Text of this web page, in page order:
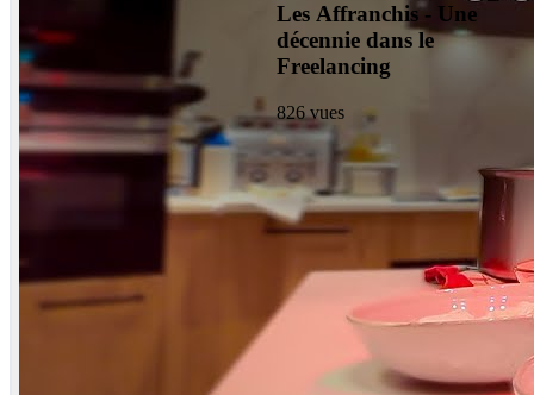
Les Affranchis - Une
décennie dans le
Freelancing
826 vues